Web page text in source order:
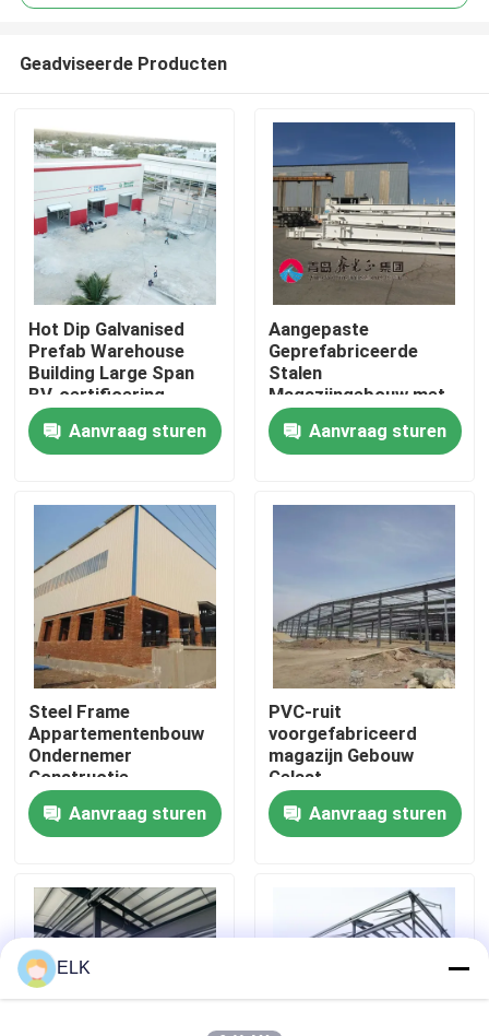
Huis
Over ons
Fabriekstocht
Kwaliteitscontrole
Neem contact met ons op
Nieuws
Gevallen
Vraag een offerte
Geadviseerde Producten
Hot Dip Galvanised
Prefab Warehouse
Building Large Span
BV-certificering
Aanvraag sturen
Aangepaste
Geprefabriceerde
Stalen
Magazijngebouw met
Sandwichpaneel
Aanvraag sturen
Steel Frame
Appartementenbouw
Ondernemer
Constructie
Warehouse
Aanvraag sturen
PVC-ruit
voorgefabriceerd
magazijn Gebouw
Gelast
staalconstructie
magazijn OEM
Aanvraag sturen
ELK